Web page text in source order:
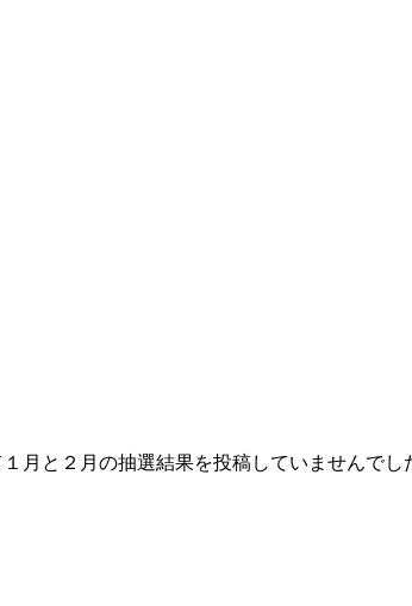
月と２月の抽選結果を投稿していませんで